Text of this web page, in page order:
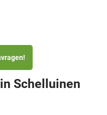
Schelluinen